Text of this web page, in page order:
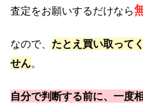
査定をお願いするだけなら
なので、 たとえ買い取って
せん。
自分で判断する前に、一度